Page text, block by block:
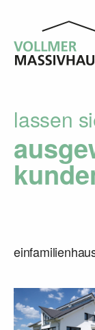
lassen
KONTAKT